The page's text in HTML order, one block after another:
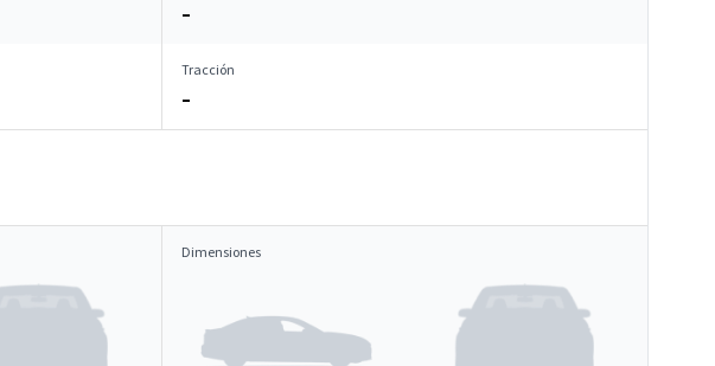
–
Tracción
–
Dimensiones